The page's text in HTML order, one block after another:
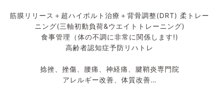
筋膜リリース＋超ハイボルト治療＋背骨調整(DRT) 柔トレー
ニング(三軸初動負荷&ウエイトトレーニング)
食事管理（体の不調に非常に関係します!)
高齢者認知症予防リハトレ
捻挫、挫傷、腰痛、神経痛、腱鞘炎専門院
アレルギー改善、体質改善…